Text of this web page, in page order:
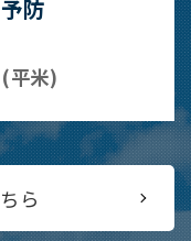
防
(平米)
ら